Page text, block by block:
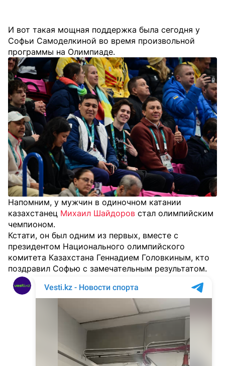
И вот такая мощная поддержка была сегодня у
Софьи Самоделкиной во время произвольной
программы на Олимпиаде.
Напомним, у мужчин в одиночном катании
казахстанец Михаил Шайдоров стал олимпийским
чемпионом.
Кстати, он был одним из первых, вместе с
президентом Национального олимпийского
комитета Казахстана Геннадием Головкиным, кто
поздравил Софью с замечательным результатом.